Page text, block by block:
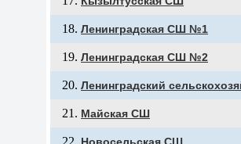
Ленинградская СШ №1
Ленинградская СШ №2
Ленинградский
Майская СШ